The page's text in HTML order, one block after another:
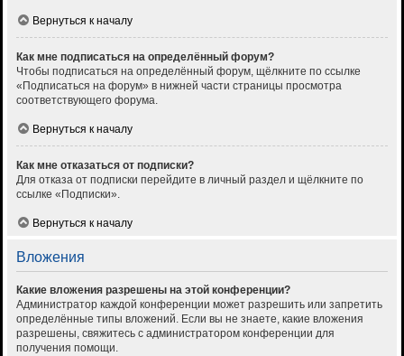
Вернуться к началу
Как мне подписаться на определённый форум?
Чтобы подписаться на определённый форум, щёлкните по ссылке
«Подписаться на форум» в нижней части страницы просмотра
соответствующего форума.
Вернуться к началу
Как мне отказаться от подписки?
Для отказа от подписки перейдите в личный раздел и щёлкните по
ссылке «Подписки».
Вернуться к началу
Вложения
Какие вложения разрешены на этой конференции?
Администратор каждой конференции может разрешить или запретить
определённые типы вложений. Если вы не знаете, какие вложения
разрешены, свяжитесь с администратором конференции для
получения помощи.